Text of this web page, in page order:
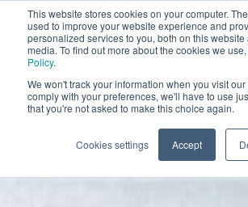
This website stores cookies on your computer.
used to improve your website experience and
personalized services to you, both on this
media. To find out more about the cookies we
Policy.
We won't track your information when you visit
comply with your preferences, we'll have to use
that you're not asked to make this choice again.
Cookies settings Accept
BOOK A DEMO